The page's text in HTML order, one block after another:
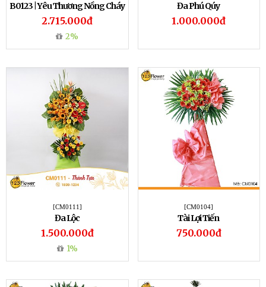
B0123 | Yêu Thương Nồng Cháy
2.715.000đ
2%
Đa Phú Qúy
1.000.000đ
[CM0111]
Đa Lộc
1.500.000đ
1%
[CM0104]
Tài Lợi Tiến
750.000đ